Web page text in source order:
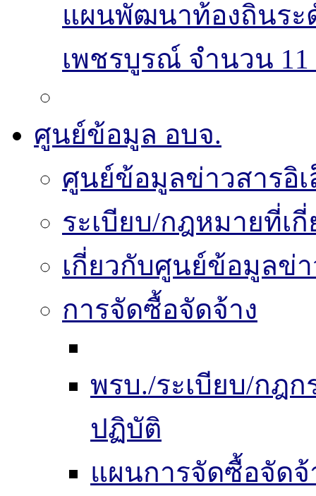
แผนพัฒนาท้องถิ่นระ
เพชรบูรณ์ จำนวน 11
ศูนย์ข้อมูล อบจ.
ศูนย์ข้อมูลข่าวสารอิ
ระเบียบ/กฎหมายที่เ
เกี่ยวกับศูนย์ข้อมูลข่
การจัดซื้อจัดจ้าง
พรบ./ระเบียบ/กฎ
ปฏิบัติ
แผนการจัดซื้อจัดจ้